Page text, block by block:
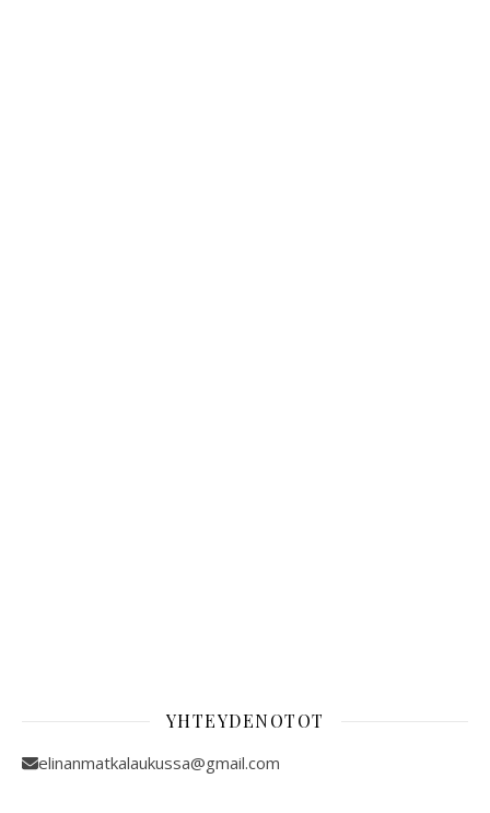
YHTEYDENOTOT
elinanmatkalaukussa@gmail.com